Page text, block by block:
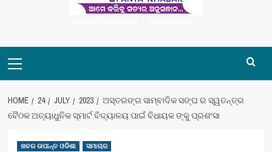
Menu
HOME 24 JULY 2023
ଅସ୍ତରଙ୍ଗ ସାମ୍ବାଦିକ ସଙ୍ଘ ର ସ୍ୱତନ୍ତ୍ର
ବୈଠକ ଅତ୍ୟାଧୁନିକ ସ୍ମାର୍ଟ ବିଦ୍ୟାଳୟ ପାଇଁ ବିଧାୟକ ଙ୍କୁ ପ୍ରଶଂସା
ଖବର ଉପାନ୍ତ ଓଡିଶା ସମାଚାର